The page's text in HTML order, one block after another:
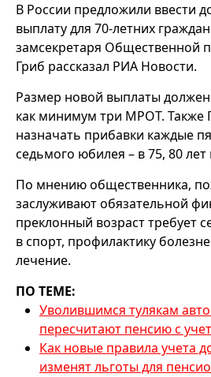
В России предложили ввести
выплату для 70-летних
замсекретаря Общественной
Гриб рассказал РИА Новости.
Размер новой выплаты должен
как минимум три МРОТ. Также
назначать прибавки каждые
седьмого юбилея – в 75, 80 лет
По мнению общественника,
заслуживают обязательной
преклонный возраст требует
в спорт, профилактику
лечение.
ПО ТЕМЕ:
Уволившимся тулякам
пересчитают пенсию с
Как новые правила учета
изменят льготы для